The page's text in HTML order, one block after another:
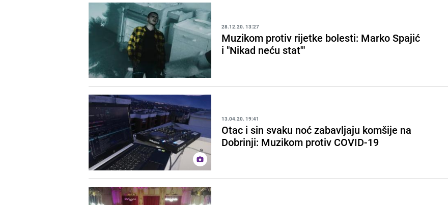
28.12.20. 13:27
Muzikom protiv rijetke bolesti: Marko Spajić
i "Nikad neću stat'"
13.04.20. 19:41
Otac i sin svaku noć zabavljaju komšije na
Dobrinji: Muzikom protiv COVID-19